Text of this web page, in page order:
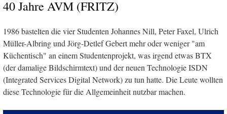
40 Jahre AVM (FRITZ)
1986 bastelten die vier Studenten Johannes Nill, Peter Faxel, Ulrich
Müller-Albring und Jörg-Detlef Gebert mehr oder weniger "am
Küchentisch" an einem Studentenprojekt, was irgend etwas BTX
(der damalige Bildschirmtext) und der neuen Technologie ISDN
(Integrated Services Digital Network) zu tun hatte. Die Leute wollten
diese Technologie für die Allgemeinheit nutzbar machen.